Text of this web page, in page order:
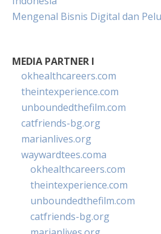
Mengenal Bisnis Digital dan
MEDIA PARTNER I
okhealthcareers.com
theintexperience.com
unboundedthefilm.com
catfriends-bg.org
marianlives.org
waywardtees.coma
okhealthcareers.com
theintexperience.com
unboundedthefilm.com
catfriends-bg.org